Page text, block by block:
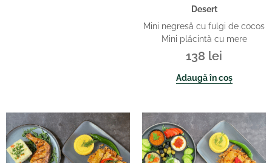
Desert
Mini negresă cu fulgi de cocos
Mini plăcintă cu mere
138 lei
Adaugă în coș